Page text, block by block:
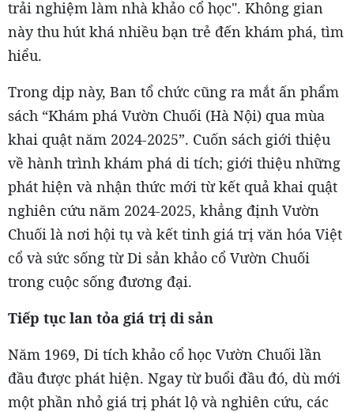
trải nghiệm làm nhà khảo cổ học". Không gian
này thu hút khá nhiều bạn trẻ đến khám phá, tìm
hiểu.
Trong dịp này, Ban tổ chức cũng ra mắt ấn phẩm
sách “Khám phá Vườn Chuối (Hà Nội) qua mùa
khai quật năm 2024-2025”. Cuốn sách giới thiệu
về hành trình khám phá di tích; giới thiệu những
phát hiện và nhận thức mới từ kết quả khai quật
nghiên cứu năm 2024-2025, khẳng định Vườn
Chuối là nơi hội tụ và kết tinh giá trị văn hóa Việt
cổ và sức sống từ Di sản khảo cổ Vườn Chuối
trong cuộc sống đương đại.
Tiếp tục lan tỏa giá trị di sản
Năm 1969, Di tích khảo cổ học Vườn Chuối lần
đầu được phát hiện. Ngay từ buổi đầu đó, dù mới
một phần nhỏ giá trị phát lộ và nghiên cứu, các